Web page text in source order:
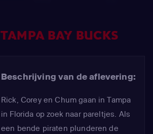
TAMPA BAY BUCKS
Beschrijving van de aflevering:
Rick, Corey en Chum gaan in Tampa
in Florida op zoek naar pareltjes. Als
een bende piraten plunderen de